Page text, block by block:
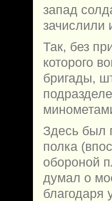
запад
зачислили
Так, без
которого
бригады,
Здесь был
полка
обороной
думал о
благодаря